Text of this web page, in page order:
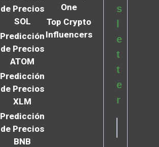
de Precios
SOL
Predicción
de Precios
ATOM
Predicción
de Precios
XLM
Predicción
de Precios
BNB
One
Top Crypto
Influencers
s
e
t
t
e
r